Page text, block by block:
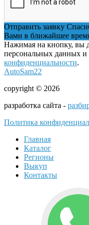
Отправить заявку
Вами в ближайшее
Нажимая на кнопку, вы
персональных данных и
конфиденциальности.
AutoSam22
copyright © 2026
разработка сайта -
Политика
Главная
Каталог
Регионы
Выкуп
Контакты